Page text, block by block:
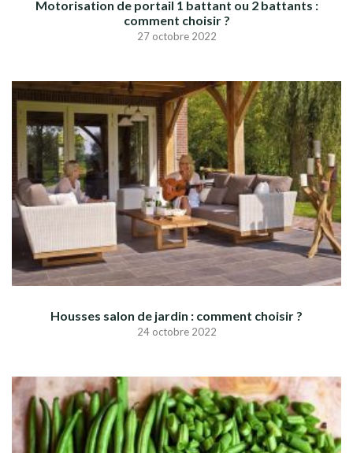
Motorisation de portail 1 battant ou 2 battants :
comment choisir ?
27 octobre 2022
Housses salon de jardin : comment choisir ?
24 octobre 2022